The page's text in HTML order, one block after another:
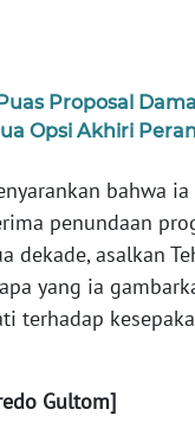
Proposal
Opsi Akhiri
bahwa
penundaan
dekade, asalkan
yang ia
terhadap
Gultom]